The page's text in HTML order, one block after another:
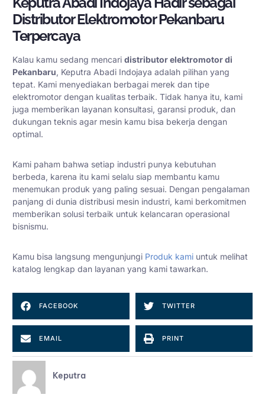
Distributor Elektromotor Pekanbaru
Terpercaya
Kalau kamu sedang mencari distributor elektromotor di
Pekanbaru, Keputra Abadi Indojaya adalah pilihan yang
tepat. Kami menyediakan berbagai merek dan tipe
elektromotor dengan kualitas terbaik. Tidak hanya itu, kami
juga memberikan layanan konsultasi, garansi produk, dan
dukungan teknis agar mesin kamu bisa bekerja dengan
optimal.
Kami paham bahwa setiap industri punya kebutuhan
berbeda, karena itu kami selalu siap membantu kamu
menemukan produk yang paling sesuai. Dengan pengalaman
panjang di dunia distribusi mesin industri, kami berkomitmen
memberikan solusi terbaik untuk kelancaran operasional
bisnismu.
Kamu bisa langsung mengunjungi Produk kami untuk melihat
katalog lengkap dan layanan yang kami tawarkan.
FACEBOOK TWITTER
EMAIL PRINT
Keputra